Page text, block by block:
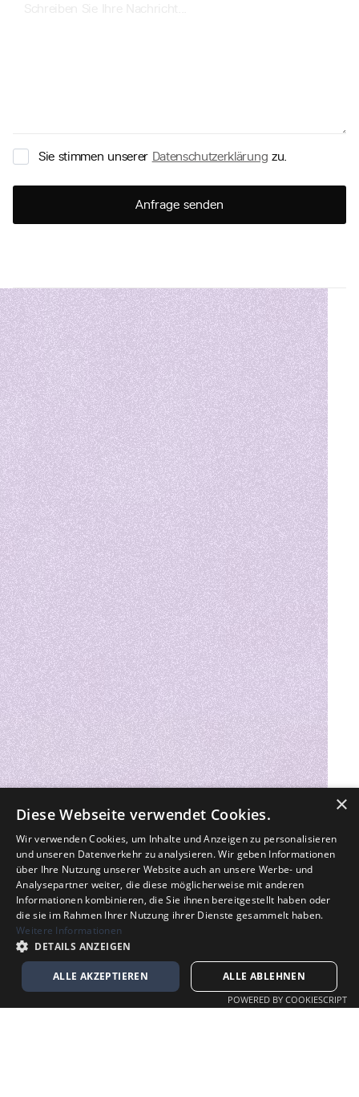
Sie stimmen unserer Datenschutzerklärung zu.
×
Diese Webseite verwendet Cookies.
Wir verwenden Cookies, um Inhalte und Anzeigen zu personalisieren
und unseren Datenverkehr zu analysieren. Wir geben Informationen
über Ihre Nutzung unserer Website auch an unsere Werbe- und
Analysepartner weiter, die diese möglicherweise mit anderen
Informationen kombinieren, die Sie ihnen bereitgestellt haben oder
die sie im Rahmen Ihrer Nutzung ihrer Dienste gesammelt haben.
Weitere Informationen
DETAILS ANZEIGEN
ALLE AKZEPTIEREN ALLE ABLEHNEN
POWERED BY COOKIESCRIPT